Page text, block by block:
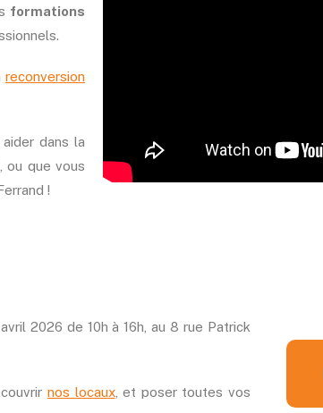
formations
reconversion
dans la
ou que vous
!
2026 de 10h à 16h, au 8 rue Patrick
nos locaux, et poser toutes vos